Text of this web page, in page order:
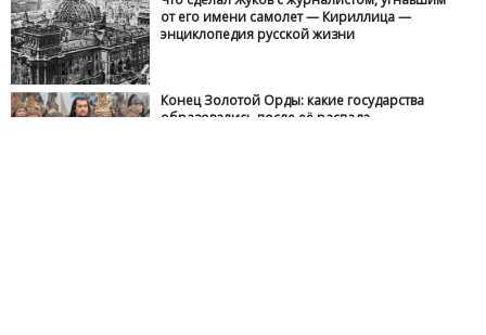
от его имени самолет — Кириллица —
энциклопедия русской жизни
Конец Золотой Орды: какие государства
образовались после её распада —